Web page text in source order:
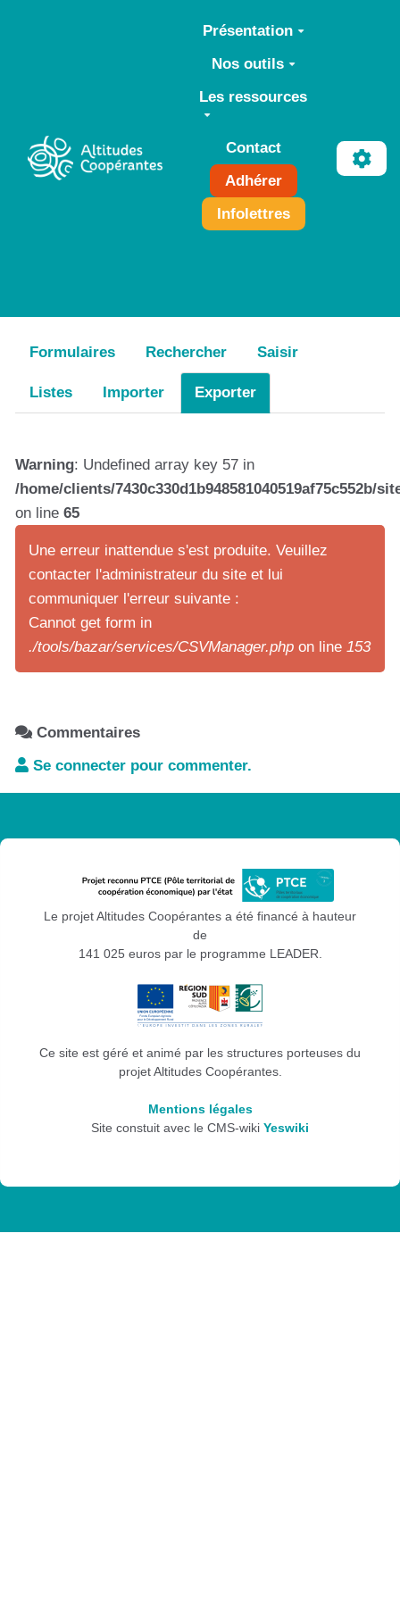
Aller au contenu principal
Présentation
Nos outils
Les ressources
Contact
Adhérer
Infolettres
Formulaires Rechercher Saisir
Listes Importer Exporter
Warning: Undefined array key 57 in
/home/clients/
on line 65
Une erreur inattendue s'est produite. Veuillez
contacter l'administrateur du site et lui
communiquer l'erreur suivante :
Cannot get form in
./tools/bazar/services/CSVManager.php on line 153
Commentaires
Se connecter pour commenter.
Le projet Altitudes Coopérantes a été financé à hauteur
de
141 025 euros par le programme LEADER.
Ce site est géré et animé par les structures porteuses du
projet Altitudes Coopérantes.
Mentions légales
Site constuit avec le CMS-wiki Yeswiki